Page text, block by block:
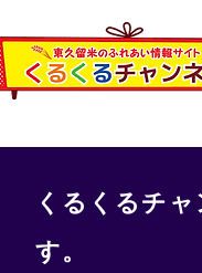
くるくるチ
す。